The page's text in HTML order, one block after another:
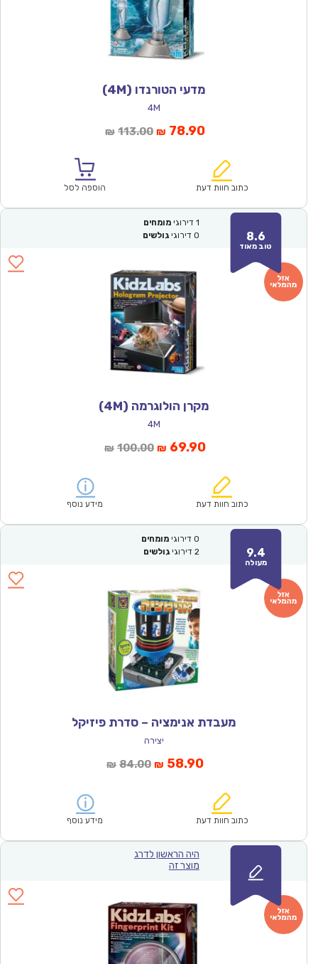
מדעי הטורנדו (4M)
4M
₪ 113.00המחיר
₪113.00.
₪ 78.90המחיר
הוא:
כתוב חוות דעת הוספה לסל
8.6
טוב מאוד
1 דירוגי מומחים
0 דירוגי גולשים
מקרן הולוגרמה (4M)
4M
₪ 100.00המחיר
₪100.00.
₪ 69.90המחיר
הוא:
כתוב חוות דעת מידע נוסף
9.4
מעולה
0 דירוגי מומחים
2 דירוגי גולשים
מעבדת אנימציה – סדרת פיזיקל
יצירה
₪ 84.00המחיר
₪84.00.
₪ 58.90המחיר
הוא:
כתוב חוות דעת מידע נוסף
היה הראשון לדרג
מוצר זה